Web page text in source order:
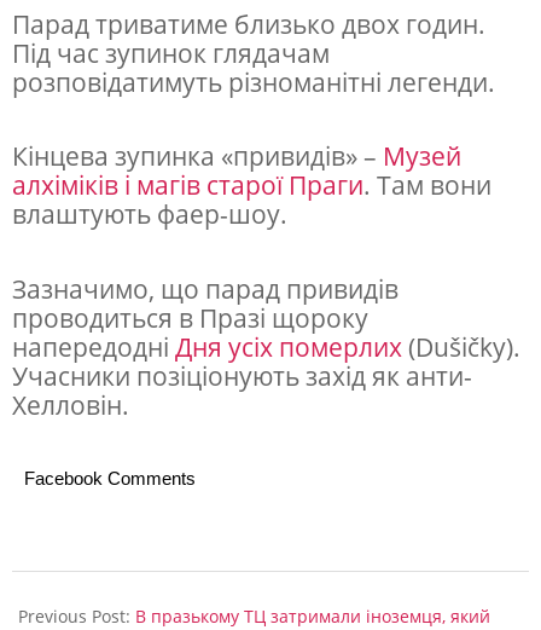
д
і
в
Парад триватиме близько двох годин.
Під час зупинок глядачам
розповідатимуть різноманітні легенди.
Кінцева зупинка «привидів» – Музей
алхіміків і магів старої Праги. Там вони
влаштують фаер-шоу.
Зазначимо, що парад привидів
проводиться в Празі щороку
напередодні Дня усіх померлих (Dušičky).
Учасники позіціонують захід як анти-
Хелловін.
Facebook Comments
10-
Previous Post: В празькому ТЦ затримали іноземця, який